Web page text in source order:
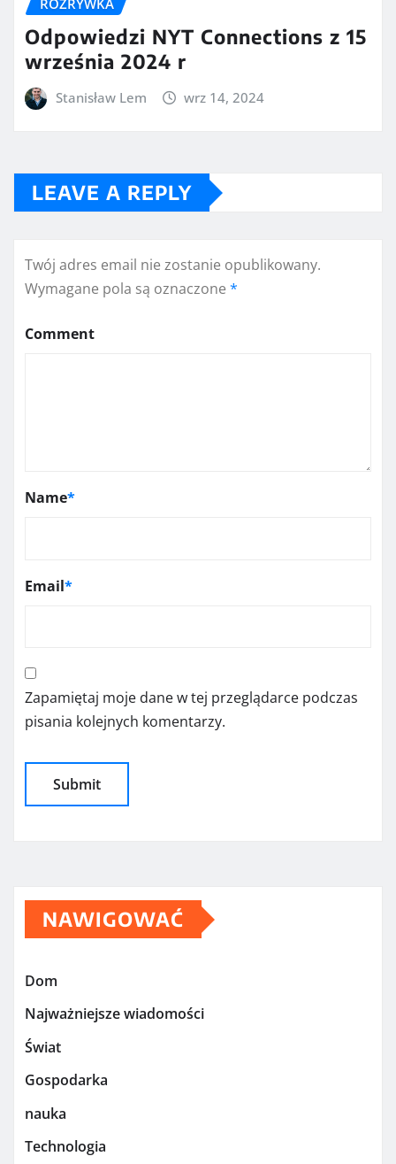
ROZRYWKA
Odpowiedzi NYT Connections z 15
września 2024 r
Stanisław Lem wrz 14, 2024
LEAVE A REPLY
Twój adres email nie zostanie opublikowany.
Wymagane pola są oznaczone *
Comment
Name*
Email*
Zapamiętaj moje dane w tej przeglądarce podczas
pisania kolejnych komentarzy.
NAWIGOWAĆ
Dom
Najważniejsze wiadomości
Świat
Gospodarka
nauka
Technologia